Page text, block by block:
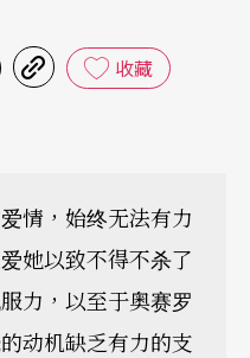
收藏
情，始终无法有力
她以致不得不杀了
力，以至于奥赛罗
动机缺乏有力的支